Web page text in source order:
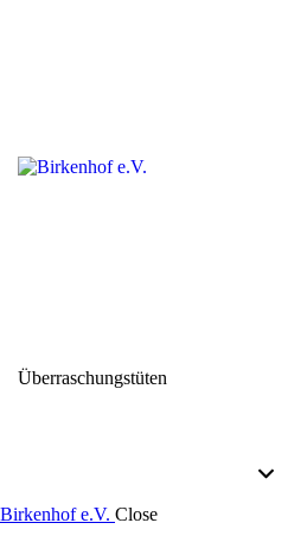
Überraschungstüten
Birkenhof e.V. Close